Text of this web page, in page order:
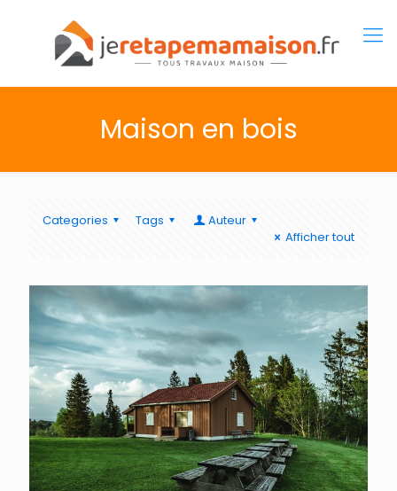
Maison en bois
Categories Tags
Auteur
Afficher tout